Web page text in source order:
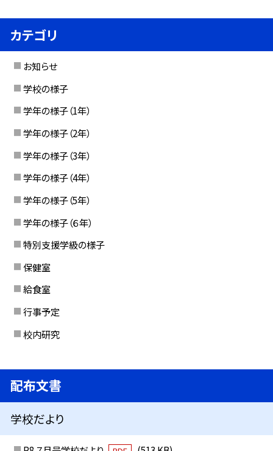
カテゴリ
お知らせ
学校の様子
学年の様子（1年）
学年の様子（2年）
学年の様子（3年）
学年の様子（4年）
学年の様子（5年）
学年の様子（６年）
特別支援学級の様子
保健室
給食室
行事予定
校内研究
配布文書
学校だより